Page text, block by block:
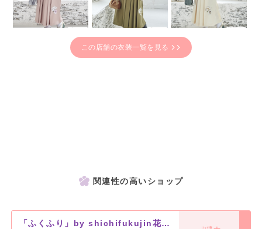
この店舗の衣装一覧を見る
関連性の高いショップ
「ふくふり」by shichifukujin花巻店